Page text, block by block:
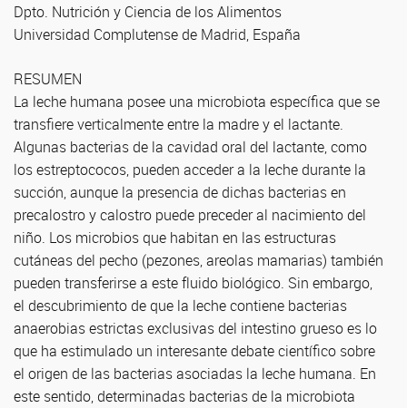
Dpto. Nutrición y Ciencia de los Alimentos
Universidad Complutense de Madrid, España
RESUMEN
La leche humana posee una microbiota específica que se
transfiere verticalmente entre la madre y el lactante.
Algunas bacterias de la cavidad oral del lactante, como
los estreptococos, pueden acceder a la leche durante la
succión, aunque la presencia de dichas bacterias en
precalostro y calostro puede preceder al nacimiento del
niño. Los microbios que habitan en las estructuras
cutáneas del pecho (pezones, areolas mamarias) también
pueden transferirse a este fluido biológico. Sin embargo,
el descubrimiento de que la leche contiene bacterias
anaerobias estrictas exclusivas del intestino grueso es lo
que ha estimulado un interesante debate científico sobre
el origen de las bacterias asociadas la leche humana. En
este sentido, determinadas bacterias de la microbiota